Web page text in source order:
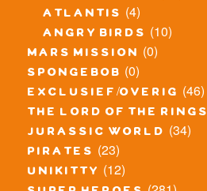
atlantis (4)
angry birds (10)
mars mission (0)
spongebob (0)
exclusief/overig (46)
the lord of the rings
jurassic world (34)
pirates (23)
unikitty (12)